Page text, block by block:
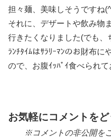
担々麺、美味しそうですね
それに、デザートや飲み物
行きたくなりました(でも、
ﾗﾝﾁﾀｲﾑはｻﾗﾘｰﾏﾝのお財布
ので、お腹ｲｯﾊﾟｲ食べられ
お気軽にコメントを
※コメントの非公開をご